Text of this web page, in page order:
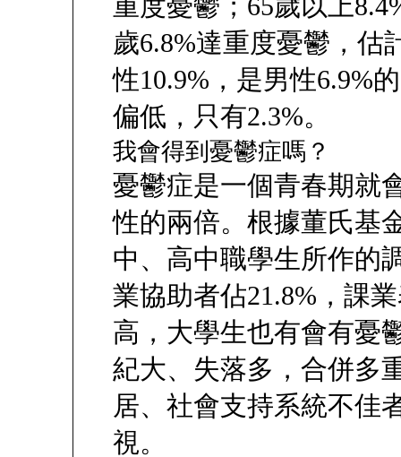
重度憂鬱；65歲以上
歲6.8%達重度憂鬱，估
性10.9%，是男性6.9%
偏低，只有2.3%。
我會得到憂鬱症嗎？
憂鬱症是一個青春期就
性的兩倍。根據董氏基
中、高中職學生所作的
業協助者佔21.8%，課
高，大學生也有會有憂
紀大、失落多，合併多
居、社會支持系統不佳
視。